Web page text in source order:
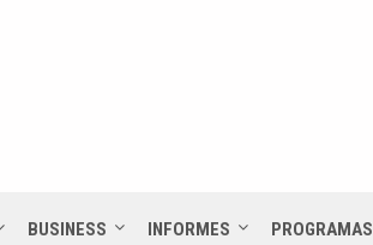
BUSINESS INFORMES PROGRAMAS